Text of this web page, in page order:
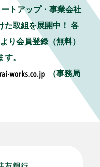
e
dI
n
l
トアップ・事業会社
た取組を展開中！ 各
り会員登録（無料）
。
（事務局